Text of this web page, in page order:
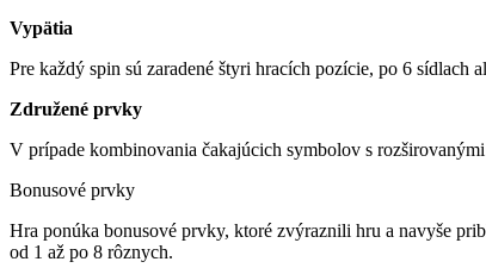
Vypätia
Pre každý spin sú zaradené štyri hracích pozície, po 6
Združené prvky
V prípade kombinovania čakajúcich symbolov s
Bonusové prvky
Hra ponúka bonusové prvky, ktoré zvýraznili hru a navyše
od 1 až po 8 rôznych.